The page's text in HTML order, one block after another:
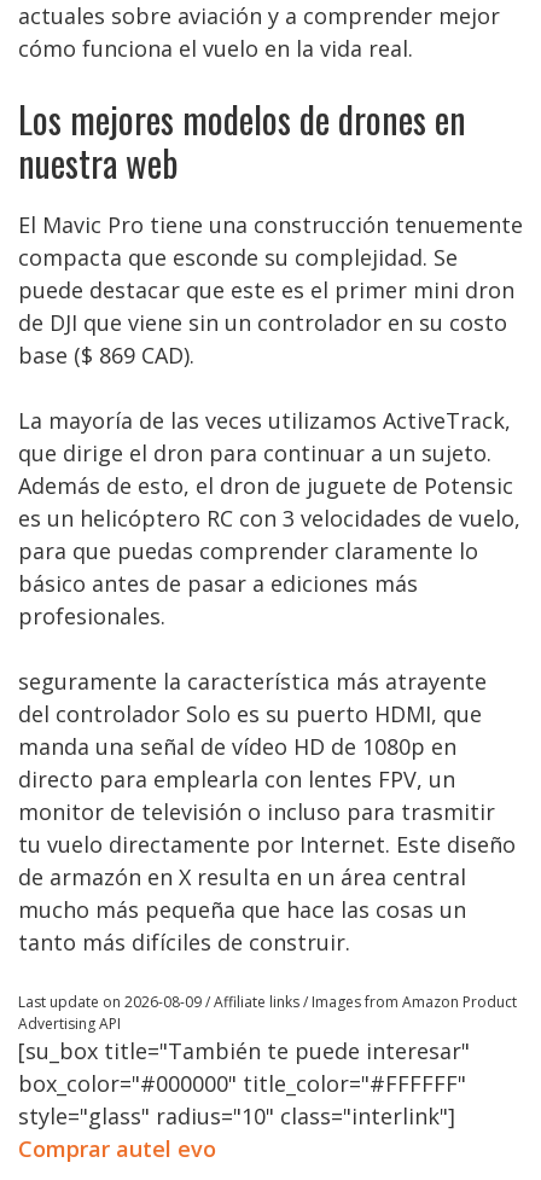
actuales sobre aviación y a comprender mejor
cómo funciona el vuelo en la vida real.
Los mejores modelos de drones en
nuestra web
El Mavic Pro tiene una construcción tenuemente
compacta que esconde su complejidad. Se
puede destacar que este es el primer mini dron
de DJI que viene sin un controlador en su costo
base ($ 869 CAD).
La mayoría de las veces utilizamos ActiveTrack,
que dirige el dron para continuar a un sujeto.
Además de esto, el dron de juguete de Potensic
es un helicóptero RC con 3 velocidades de vuelo,
para que puedas comprender claramente lo
básico antes de pasar a ediciones más
profesionales.
seguramente la característica más atrayente
del controlador Solo es su puerto HDMI, que
manda una señal de vídeo HD de 1080p en
directo para emplearla con lentes FPV, un
monitor de televisión o incluso para trasmitir
tu vuelo directamente por Internet. Este diseño
de armazón en X resulta en un área central
mucho más pequeña que hace las cosas un
tanto más difíciles de construir.
Last update on 2026-08-09 / Affiliate links / Images from Amazon Product
Advertising API
[su_box title="También te puede interesar"
box_color="#000000" title_color="#FFFFFF"
style="glass" radius="10" class="interlink"]
Comprar autel evo